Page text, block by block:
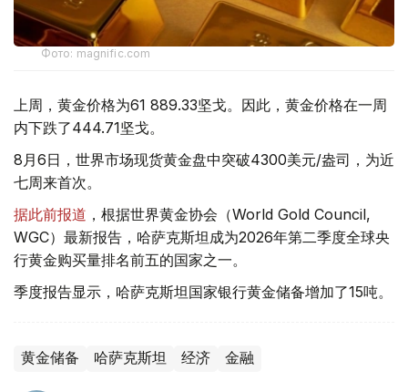
Фото: magnific.com
上周，黄金价格为61 889.33坚戈。因此，黄金价格在一周
内下跌了444.71坚戈。
8月6日，世界市场现货黄金盘中突破4300美元/盎司，为近
七周来首次。
据此前报道 ，根据世界黄金协会（World Gold Council,
WGC）最新报告，哈萨克斯坦成为2026年第二季度全球央
行黄金购买量排名前五的国家之一。
季度报告显示，哈萨克斯坦国家银行黄金储备增加了15吨。
黄金储备 哈萨克斯坦 经济 金融